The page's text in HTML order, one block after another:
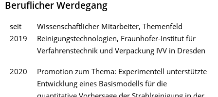
Beruflicher Werdegang
seit
2019
Wissenschaftlicher Mitarbeiter, Themenfeld
Reinigungstechnologien, Fraunhofer-Institut für
Verfahrenstechnik und Verpackung IVV in Dresden
2020
Promotion zum Thema: Experimentell unterstützte
Entwicklung eines Basismodells für die